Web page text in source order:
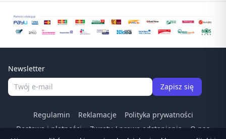
Newsletter
Zapisz się
Regulamin Reklamacje
Polityka prywatności
Dostawa i płatności
Zwroty / prawo odstapienia
O nas